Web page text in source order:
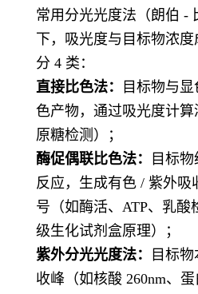
常用分光光度法（朗伯 -
下，吸光度与目标物浓
分 4 类：
直接比色法：
目标物与
色产物，通过吸光度计
原糖检测）；
酶促偶联比色法：
目标
反应，生成有色 / 紫外吸
号（如酶活、ATP、乳酸
级生化试剂盒原理）；
紫外分光光度法：
目标
收峰（如核酸 260nm、